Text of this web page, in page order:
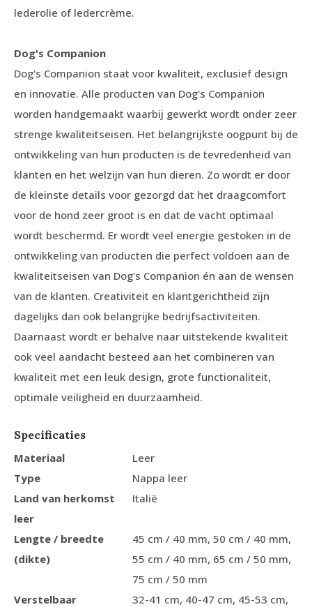
lederolie of ledercrème.
Dog's Companion
Dog's Companion staat voor kwaliteit, exclusief design
en innovatie. Alle producten van Dog's Companion
worden handgemaakt waarbij gewerkt wordt onder zeer
strenge kwaliteitseisen. Het belangrijkste oogpunt bij de
ontwikkeling van hun producten is de tevredenheid van
klanten en het welzijn van hun dieren. Zo wordt er door
de kleinste details voor gezorgd dat het draagcomfort
voor de hond zeer groot is en dat de vacht optimaal
wordt beschermd. Er wordt veel energie gestoken in de
ontwikkeling van producten die perfect voldoen aan de
kwaliteitseisen van Dog's Companion én aan de wensen
van de klanten. Creativiteit en klantgerichtheid zijn
dagelijks dan ook belangrijke bedrijfsactiviteiten.
Daarnaast wordt er behalve naar uitstekende kwaliteit
ook veel aandacht besteed aan het combineren van
kwaliteit met een leuk design, grote functionaliteit,
optimale veiligheid en duurzaamheid.
Specificaties
Materiaal
Leer
Type
Nappa leer
Land van herkomst
leer
Italië
Lengte / breedte
(dikte)
45 cm / 40 mm, 50 cm / 40 mm,
55 cm / 40 mm, 65 cm / 50 mm,
75 cm / 50 mm
Verstelbaar
32-41 cm, 40-47 cm, 45-53 cm,